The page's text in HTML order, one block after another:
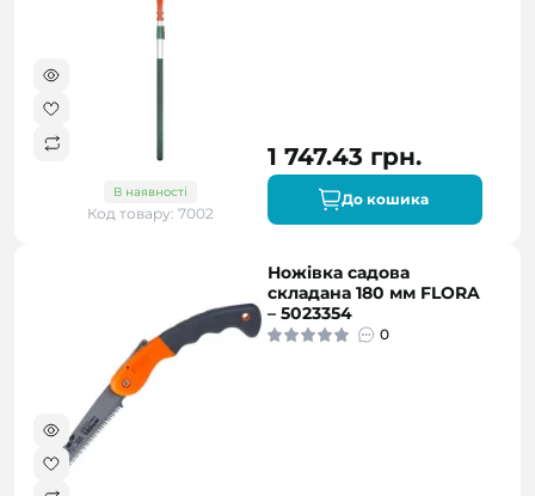
В наявності
Код товару: 7002
1 747.43 грн.
До кошика
Ножівка садова
складана 180 мм FLORA
– 5023354
0